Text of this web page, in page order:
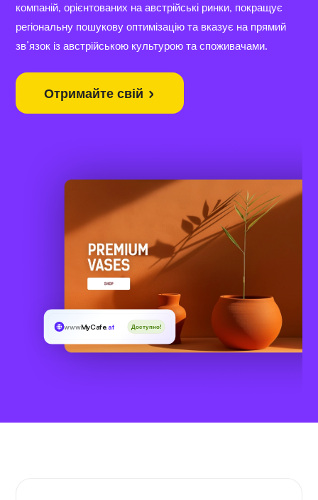
компаній, орієнтованих на австрійські ринки, покращує
регіональну пошукову оптимізацію та вказує на прямий
зв’язок із австрійською культурою та споживачами.
Отримайте свій
wwwMyCafe.at Доступно!